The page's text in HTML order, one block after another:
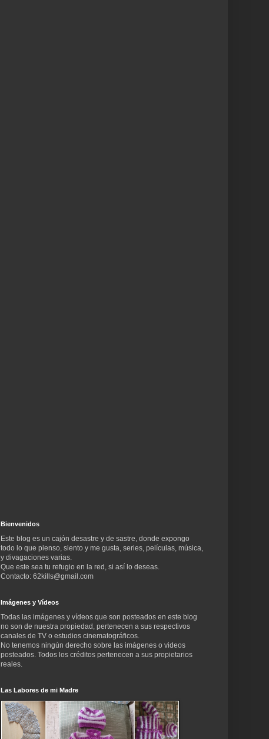
Bienvenidos
Este blog es un cajón desastre y de sastre, donde expongo
todo lo que pienso, siento y me gusta, series, películas, música,
y divagaciones varias.
Que este sea tu refugio en la red, si así lo deseas.
Contacto: 62kills@gmail.com
Imágenes y Vídeos
Todas las imágenes y vídeos que son posteados en este blog
no son de nuestra propiedad, pertenecen a sus respectivos
canales de TV o estudios cinematográficos.
No tenemos ningún derecho sobre las imágenes o videos
posteados. Todos los créditos pertenecen a sus propietarios
reales.
Las Labores de mi Madre